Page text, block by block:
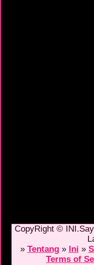
CopyRight ©
» Tentang» Ini »
Terms of